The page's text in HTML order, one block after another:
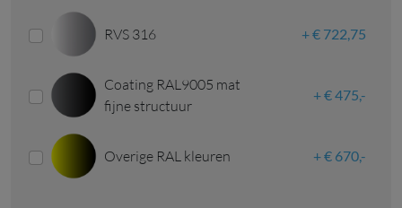
RVS 316 € 722,75
Coating RAL9005 mat
fijne structuur
€ 475,-
Overige RAL kleuren € 670,-